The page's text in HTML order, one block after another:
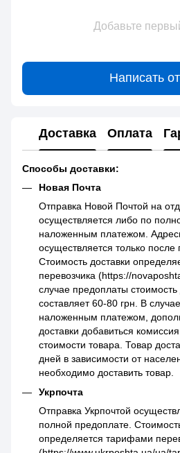
Добавьте
Написать
Доставка Оплата
Способы доставки:
Новая Почта
Отправка Новой Почтой на
осуществляется либо по
наложенным платежом.
осуществляется только
Стоимость доставки
перевозчика (https://
случае предоплаты стоимость
составляет 60-80 грн. В
наложенным платежом,
доставки добавиться
стоимости товара. Товар
дней в зависимости от
необходимо доставить товар.
Укрпочта
Отправка Укрпочтой
полной предоплате.
определяется тарифами